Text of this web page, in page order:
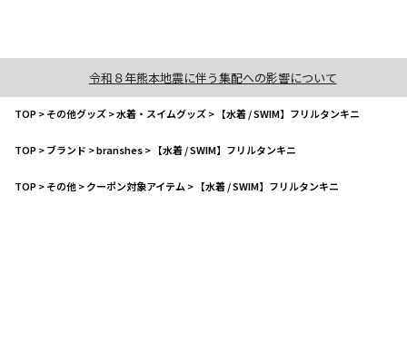
令和８年熊本地震に伴う集配への影響について
TOP>その他グッズ>水着・スイムグッズ> 【水着 / SWIM】フリルタンキニ
TOP>ブランド >branshes> 【水着 / SWIM】フリルタンキニ
TOP>その他>クーポン対象アイテム > 【水着 / SWIM】フリルタンキニ